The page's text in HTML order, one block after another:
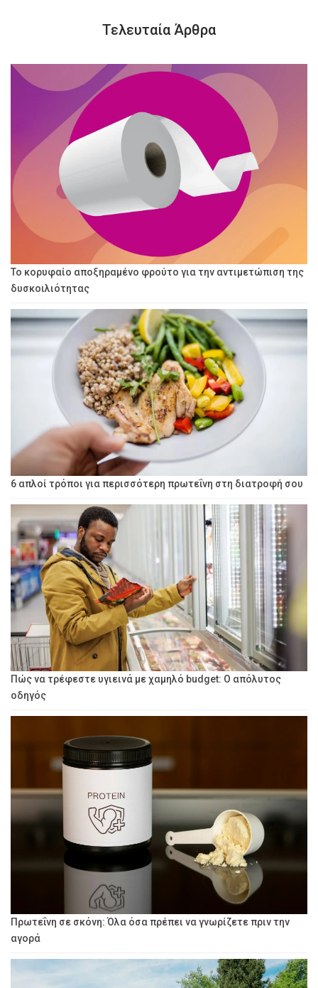
Τελευταία Άρθρα
Το κορυφαίο αποξηραμένο φρούτο για την αντιμετώπιση της
δυσκοιλιότητας
6 απλοί τρόποι για περισσότερη πρωτεΐνη στη διατροφή σου
Πώς να τρέφεστε υγιεινά με χαμηλό budget: Ο απόλυτος
οδηγός
Πρωτεΐνη σε σκόνη: Όλα όσα πρέπει να γνωρίζετε πριν την
αγορά